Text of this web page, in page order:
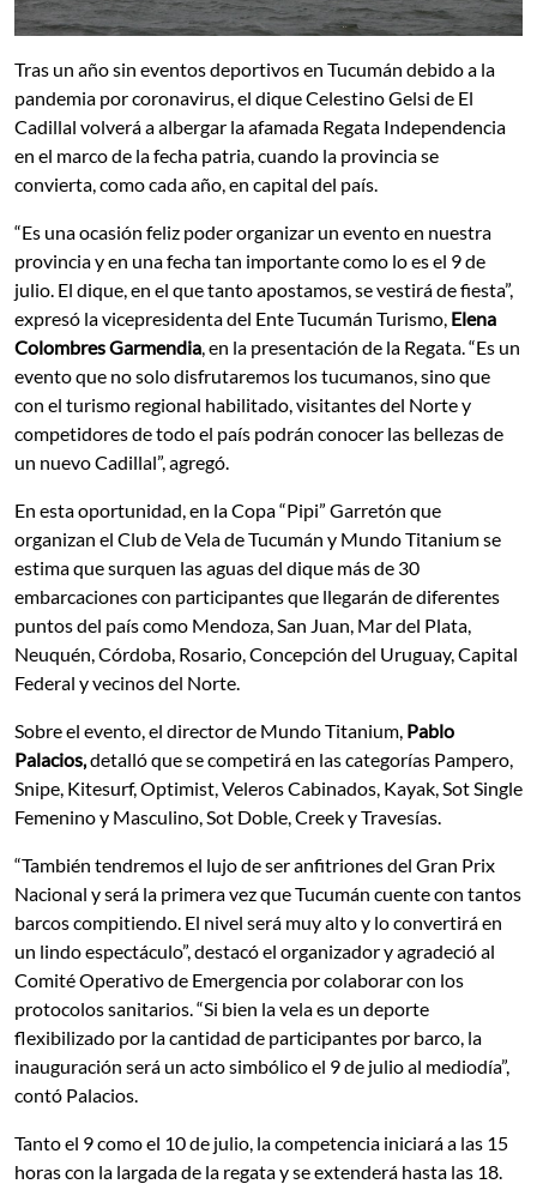
Tras un año sin eventos deportivos en Tucumán debido a la
pandemia por coronavirus, el dique Celestino Gelsi de El
Cadillal volverá a albergar la afamada Regata Independencia
en el marco de la fecha patria, cuando la provincia se
convierta, como cada año, en capital del país.
“Es una ocasión feliz poder organizar un evento en nuestra
provincia y en una fecha tan importante como lo es el 9 de
julio. El dique, en el que tanto apostamos, se vestirá de fiesta”,
expresó la vicepresidenta del Ente Tucumán Turismo, Elena
Colombres Garmendia, en la presentación de la Regata. “Es un
evento que no solo disfrutaremos los tucumanos, sino que
con el turismo regional habilitado, visitantes del Norte y
competidores de todo el país podrán conocer las bellezas de
un nuevo Cadillal”, agregó.
En esta oportunidad, en la Copa “Pipi” Garretón que
organizan el Club de Vela de Tucumán y Mundo Titanium se
estima que surquen las aguas del dique más de 30
embarcaciones con participantes que llegarán de diferentes
puntos del país como Mendoza, San Juan, Mar del Plata,
Neuquén, Córdoba, Rosario, Concepción del Uruguay, Capital
Federal y vecinos del Norte.
Sobre el evento, el director de Mundo Titanium, Pablo
Palacios,detalló que se competirá en las categorías Pampero,
Snipe, Kitesurf, Optimist, Veleros Cabinados, Kayak, Sot Single
Femenino y Masculino, Sot Doble, Creek y Travesías.
“También tendremos el lujo de ser anfitriones del Gran Prix
Nacional y será la primera vez que Tucumán cuente con tantos
barcos compitiendo. El nivel será muy alto y lo convertirá en
un lindo espectáculo”, destacó el organizador y agradeció al
Comité Operativo de Emergencia por colaborar con los
protocolos sanitarios. “Si bien la vela es un deporte
flexibilizado por la cantidad de participantes por barco, la
inauguración será un acto simbólico el 9 de julio al mediodía”,
contó Palacios.
Tanto el 9 como el 10 de julio, la competencia iniciará a las 15
horas con la largada de la regata y se extenderá hasta las 18.